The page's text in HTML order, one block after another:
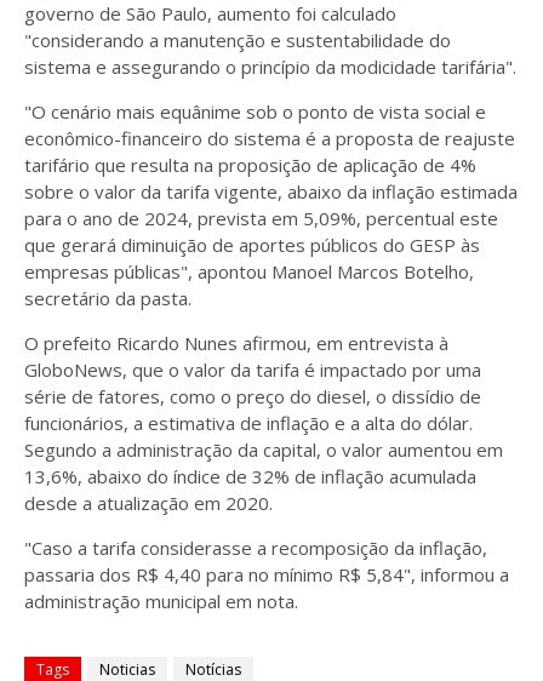
governo de São Paulo, aumento foi calculado
"considerando a manutenção e sustentabilidade do
sistema e assegurando o princípio da modicidade tarifária".
"O cenário mais equânime sob o ponto de vista social e
econômico-financeiro do sistema é a proposta de reajuste
tarifário que resulta na proposição de aplicação de 4%
sobre o valor da tarifa vigente, abaixo da inflação estimada
para o ano de 2024, prevista em 5,09%, percentual este
que gerará diminuição de aportes públicos do GESP às
empresas públicas", apontou Manoel Marcos Botelho,
secretário da pasta.
O prefeito Ricardo Nunes afirmou, em entrevista à
GloboNews, que o valor da tarifa é impactado por uma
série de fatores, como o preço do diesel, o dissídio de
funcionários, a estimativa de inflação e a alta do dólar.
Segundo a administração da capital, o valor aumentou em
13,6%, abaixo do índice de 32% de inflação acumulada
desde a atualização em 2020.
"Caso a tarifa considerasse a recomposição da inflação,
passaria dos R$ 4,40 para no mínimo R$ 5,84", informou a
administração municipal em nota.
Tags Noticias Notícias